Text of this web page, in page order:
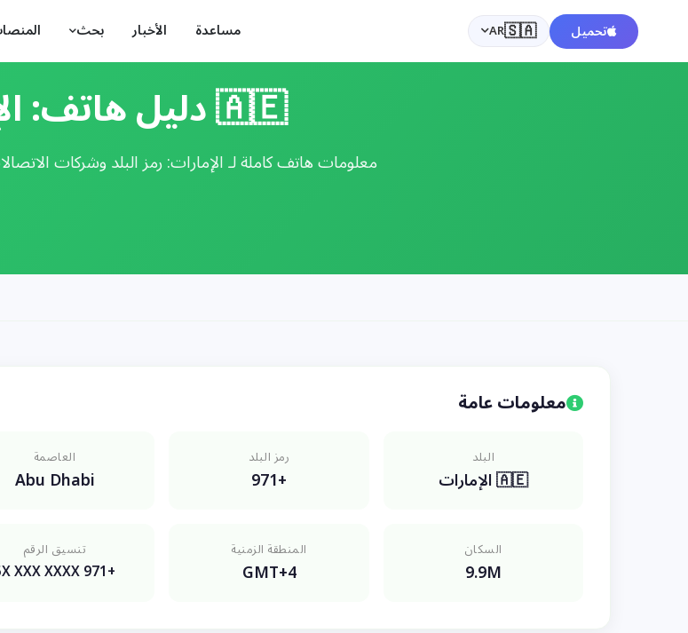
بحث الأخبار مساعدة 🇸🇦
AR تحميل
🇦🇪 دليل هاتف: الإمارات
معلومات هاتف كاملة لـ الإمارات: رمز البلد وشركات
معلومات عامة
البلد
🇦🇪 الإمارات
رمز البلد
+971
العاصمة
Abu Dhabi
السكان
9.9M
المنطقة الزمنية
GMT+4
تنسيق الرقم
+971 5X XXX XXXX